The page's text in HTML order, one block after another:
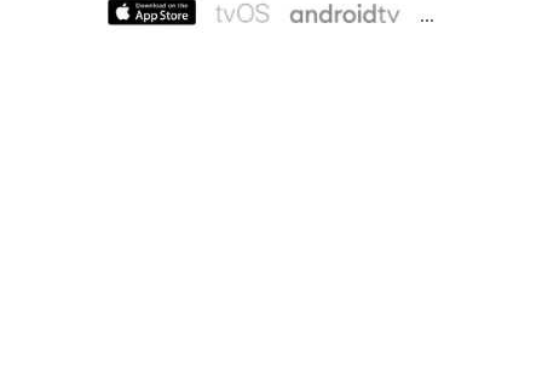
...